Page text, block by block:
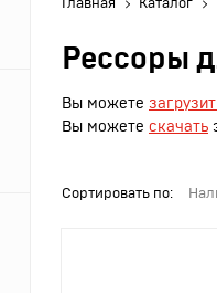
Листы
Главная Каталог
Рессоры
Вы можете
Вы можете скачать
Сортировать по: